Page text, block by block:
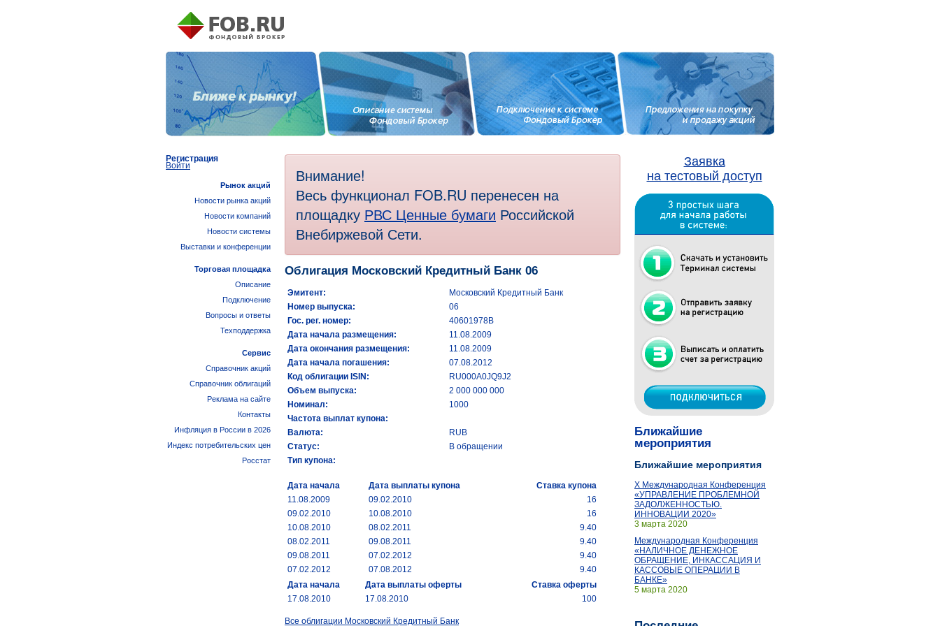
Внимание!
Весь функционал FOB.RU перенесен на
площадку РВС Ценные бумаги Российской
Внебиржевой Сети.
Облигация Московский Кредитный Банк 06
Эмитент:
Московский Кредитный Банк
Номер выпуска:
06
Гос. рег. номер:
40601978B
Дата начала размещения:
11.08.2009
Дата окончания размещения:
11.08.2009
Дата начала погашения:
07.08.2012
Код облигации ISIN:
RU000A0JQ9J2
Объем выпуска:
2 000 000 000
Номинал:
1000
Частота выплат купона:
Валюта:
RUB
Статус:
В обращении
Тип купона:
Дата начала Дата выплаты купона
Ставка купона
11.08.2009
09.02.2010
16
09.02.2010
10.08.2010
16
10.08.2010
08.02.2011
9.40
08.02.2011
09.08.2011
9.40
09.08.2011
07.02.2012
9.40
07.02.2012
07.08.2012
9.40
Дата начала
Дата выплаты оферты
Ставка оферты
17.08.2010
17.08.2010 100
Все облигации Московский Кредитный Банк
Заявка
на тестовый доступ
Ближайшие
мероприятия
Ближайшие мероприятия
X Международная Конференция
«УПРАВЛЕНИЕ ПРОБЛЕМНОЙ
ЗАДОЛЖЕННОСТЬЮ.
ИННОВАЦИИ 2020»
3 марта 2020
Международная Конференция
«НАЛИЧНОЕ ДЕНЕЖНОЕ
ОБРАЩЕНИЕ, ИНКАССАЦИЯ И
КАССОВЫЕ ОПЕРАЦИИ В
БАНКЕ»
5 марта 2020
Регистрация
Войти
Рынок акций
Новости рынка акций
Новости компаний
Новости системы
Выставки и конференции
Торговая площадка
Описание
Подключение
Вопросы и ответы
Техподдержка
Сервис
Справочник акций
Справочник облигаций
Реклама на сайте
Контакты
Инфляция в России в 2026
Индекс потребительских цен
Росстат